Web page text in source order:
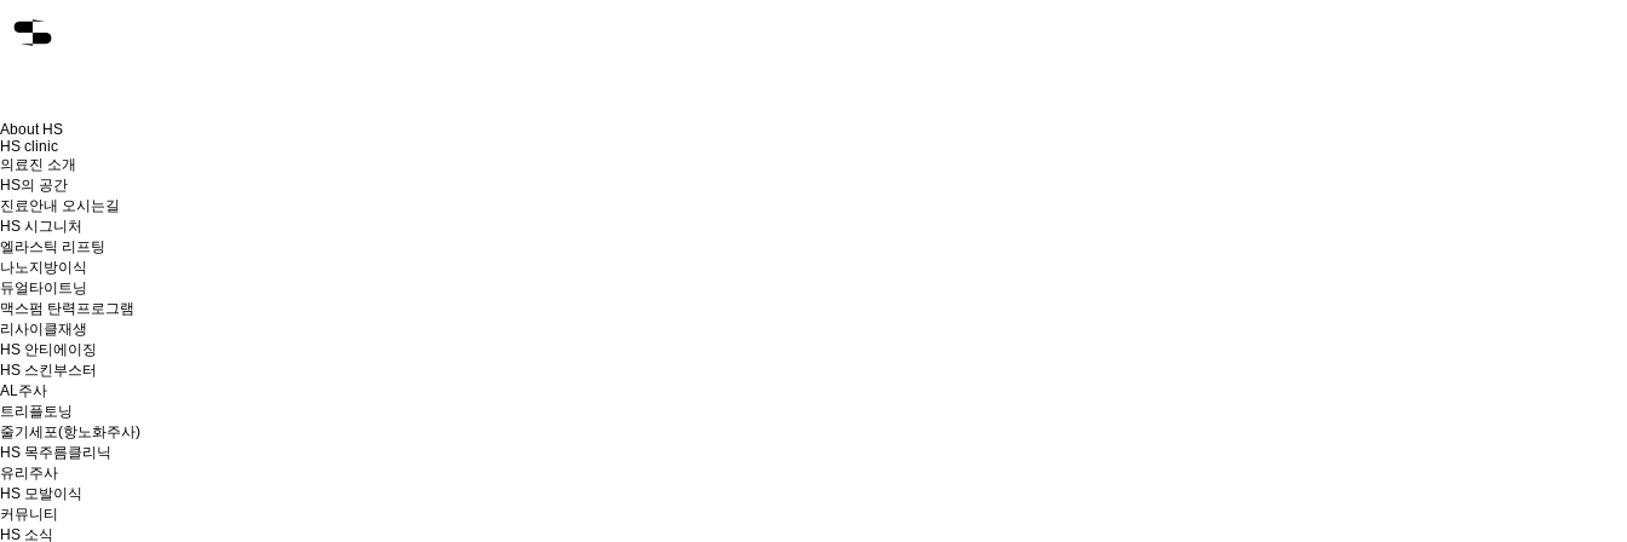
About HS
HS clinic
의료진 소개
HS의 공간
진료안내 오시는길
HS 시그니처
엘라스틱 리프팅
나노지방이식
듀얼타이트닝
맥스펌 탄력프로그램
리사이클재생
HS 안티에이징
HS 스킨부스터
AL주사
트리플토닝
줄기세포(항노화주사)
HS 목주름클리닉
유리주사
HS 모발이식
커뮤니티
HS 소식